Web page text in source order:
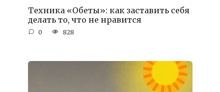
Техника «Обеты»: как заставить себя
делать то, что не нравится
0 828